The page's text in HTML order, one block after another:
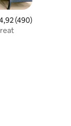
rata-rata 4,92 dari
(490)